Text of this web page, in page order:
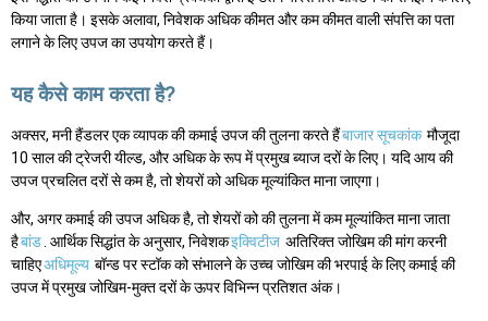
किया जाता है। इसके अलावा, निवेशक अधिक कीमत और कम कीमत वाली संपत्ति का पता
लगाने के लिए उपज का उपयोग करते हैं।
यह कैसे काम करता है?
अक्सर, मनी हैंडलर एक व्यापक की कमाई उपज की तुलना करते हैंबाजार सूचकांक मौजूदा
10 साल की ट्रेजरी यील्ड, और अधिक के रूप में प्रमुख ब्याज दरों के लिए। यदि आय की
उपज प्रचलित दरों से कम है, तो शेयरों को अधिक मूल्यांकित माना जाएगा।
और, अगर कमाई की उपज अधिक है, तो शेयरों को की तुलना में कम मूल्यांकित माना जाता
हैबांड . आर्थिक सिद्धांत के अनुसार, निवेशकइक्विटीज अतिरिक्त जोखिम की मांग करनी
चाहिएअधिमूल्य बॉन्ड पर स्टॉक को संभालने के उच्च जोखिम की भरपाई के लिए कमाई की
उपज में प्रमुख जोखिम-मुक्त दरों के ऊपर विभिन्न प्रतिशत अंक।